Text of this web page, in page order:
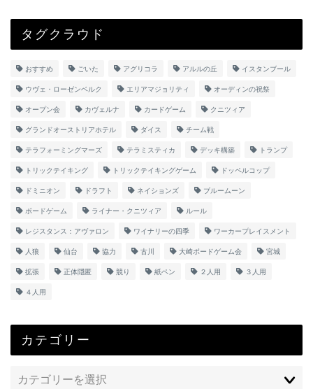
タグクラウド
おすすめ ごいた アグリコラ アルルの丘 イスタンブール
ウヴェ・ローゼンベルク エリアマジョリティ オーディンの祝祭
オープン会 カヴェルナ カードゲーム クニツィア
グランドオーストリアホテル ダイス チーム戦
テラフォーミングマーズ テラミスティカ デッキ構築 トランプ
トリックテイキング トリックテイキングゲーム ドッペルコップ
ドミニオン ドラフト ネイションズ ブルームーン
ボードゲーム ライナー・クニツィア ルール
レジスタンス：アヴァロン ワイナリーの四季 ワーカープレイスメント
人狼 仙台 協力 古川 大崎ボードゲーム会 宮城
拡張 正体隠匿 競り 紙ペン ２人用 ３人用
４人用
カテゴリー